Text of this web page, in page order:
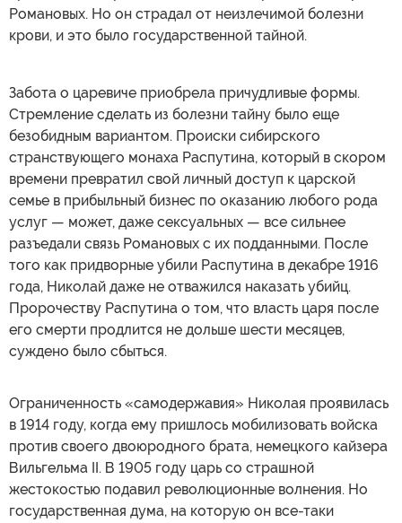
Романовых. Но он страдал от неизлечимой болезни
крови, и это было государственной тайной.
Забота о царевиче приобрела причудливые формы.
Стремление сделать из болезни тайну было еще
безобидным вариантом. Происки сибирского
странствующего монаха Распутина, который в скором
времени превратил свой личный доступ к царской
семье в прибыльный бизнес по оказанию любого рода
услуг — может, даже сексуальных — все сильнее
разъедали связь Романовых с их подданными. После
того как придворные убили Распутина в декабре 1916
года, Николай даже не отважился наказать убийц.
Пророчеству Распутина о том, что власть царя после
его смерти продлится не дольше шести месяцев,
суждено было сбыться.
Ограниченность «самодержавия» Николая проявилась
в 1914 году, когда ему пришлось мобилизовать войска
против своего двоюродного брата, немецкого кайзера
Вильгельма II. В 1905 году царь со страшной
жестокостью подавил революционные волнения. Но
государственная дума, на которую он все-таки